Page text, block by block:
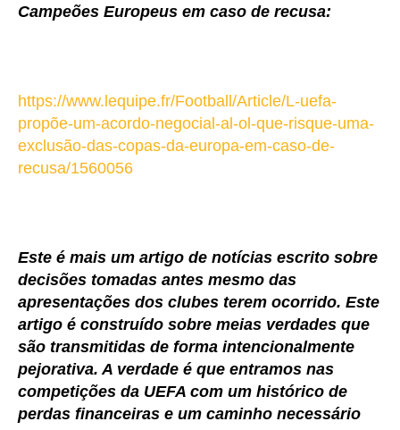
Campeões Europeus em caso de recusa:
https://www.lequipe.fr/Football/Article/L-uefa-
propõe-um-acordo-negocial-al-ol-que-risque-uma-
exclusão-das-copas-da-europa-em-caso-de-
recusa/1560056
Este é mais um artigo de notícias escrito sobre
decisões tomadas antes mesmo das
apresentações dos clubes terem ocorrido. Este
artigo é construído sobre meias verdades que
são transmitidas de forma intencionalmente
pejorativa. A verdade é que entramos nas
competições da UEFA com um histórico de
perdas financeiras e um caminho necessário